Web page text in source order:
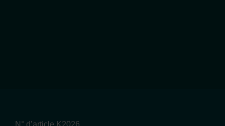
N° d’article K2026